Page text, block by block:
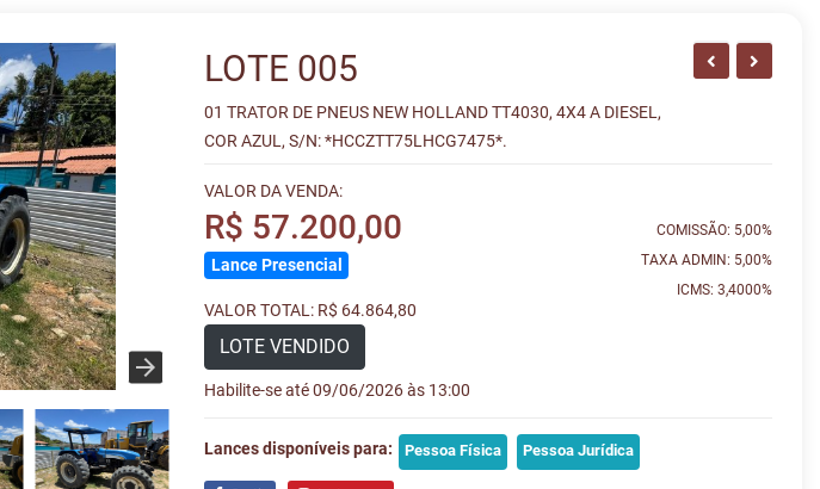
LOTE 005
01 TRATOR DE PNEUS NEW HOLLAND TT4030, 4X4 A DIESEL,
COR AZUL, S/N: *HCCZTT75LHCG7475*.
VALOR DA VENDA:
R$ 57.200,00
Lance Presencial
VALOR TOTAL: R$ 64.864,80
LOTE VENDIDO
Habilite-se até 09/06/2026 às 13:00
COMISSÃO: 5,00%
TAXA ADMIN: 5,00%
ICMS: 3,4000%
Lances disponíveis para: Pessoa Física Pessoa Jurídica